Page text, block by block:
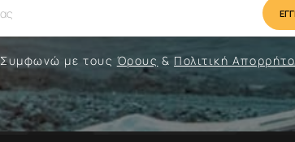
Συμφωνώ με τους Όρους & Πολιτική